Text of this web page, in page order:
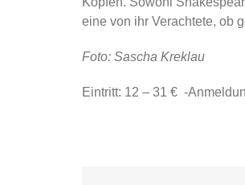
eine von ihr Verachtete, ob
Foto: Sascha Kreklau
Eintritt: 12 – 31 € -